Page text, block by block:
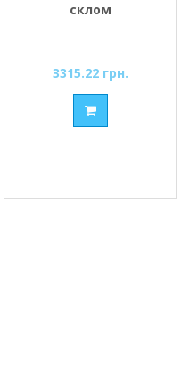
склом
3315.22 грн.